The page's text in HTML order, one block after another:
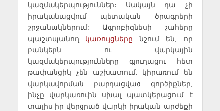
կազմակերպություններ։ Սակայն դա չի
իրականացվում պետական ծրագրերի
շրջանակներում: Ագրոբիզնեսի շահերը
պաշտպանող կառույցները նշում են, որ
բանկերն ու վարկային
կազմակերպությունները գյուղացու հետ
թափանցիկ չեն աշխատում. կիրառում են
վարկավորման բարդացված գործիքներ,
ինչը վարկառուին սխալ պատկերացում է
տալիս իր վերցրած վարկի իրական արժեքի